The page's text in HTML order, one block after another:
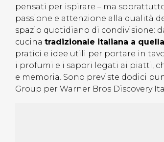
pensati per ispirare – ma
passione e attenzione alla qualità
spazio quotidiano di condivisione:
cucina tradizionale italiana a
pratici e idee utili per portare in
i profumi e i sapori legati ai piatti,
e memoria. Sono previste dodici
Group per Warner Bros Discovery